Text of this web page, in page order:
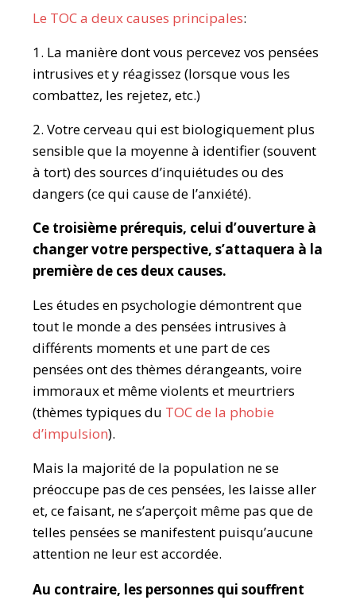
Le TOC a deux causes principales:
1. La manière dont vous percevez vos pensées
intrusives et y réagissez (lorsque vous les
combattez, les rejetez, etc.)
2. Votre cerveau qui est biologiquement plus
sensible que la moyenne à identifier (souvent
à tort) des sources d’inquiétudes ou des
dangers (ce qui cause de l’anxiété).
Ce troisième prérequis, celui d’ouverture à
changer votre perspective, s’attaquera à la
première de ces deux causes.
Les études en psychologie démontrent que
tout le monde a des pensées intrusives à
différents moments et une part de ces
pensées ont des thèmes dérangeants, voire
immoraux et même violents et meurtriers
(thèmes typiques du TOC de la phobie
d’impulsion).
Mais la majorité de la population ne se
préoccupe pas de ces pensées, les laisse aller
et, ce faisant, ne s’aperçoit même pas que de
telles pensées se manifestent puisqu’aucune
attention ne leur est accordée.
Au contraire, les personnes qui souffrent